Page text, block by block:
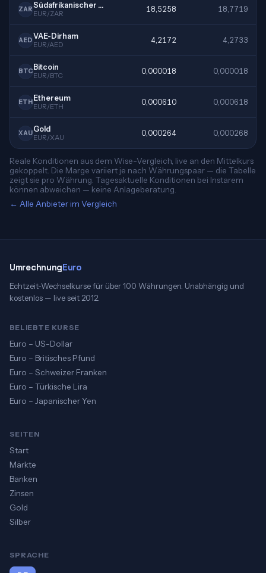
ZAR Südafrikanischer Rand
EUR/ZAR 18,5258 18,7719
AEDVAE-Dirham
EUR/AED 4,2172 4,2733
BTCBitcoin
EUR/BTC 0,000018 0,000018
ETH Ethereum
EUR/ETH 0,000610 0,000618
XAUGold
EUR/XAU 0,000264 0,000268
Reale Konditionen aus dem Wise-Vergleich, live an den Mittelkurs
gekoppelt. Die Marge variiert je nach Währungspaar — die Tabelle
zeigt sie pro Währung. Tagesaktuelle Konditionen bei Instarem
können abweichen — keine Anlageberatung.
← Alle Anbieter im Vergleich
UmrechnungEuro
Echtzeit-Wechselkurse für über 100 Währungen. Unabhängig und
kostenlos — live seit 2012.
BELIEBTE KURSE
Euro – US-Dollar
Euro – Britisches Pfund
Euro – Schweizer Franken
Euro – Türkische Lira
Euro – Japanischer Yen
SEITEN
Start
Märkte
Banken
Zinsen
Gold
Silber
SPRACHE